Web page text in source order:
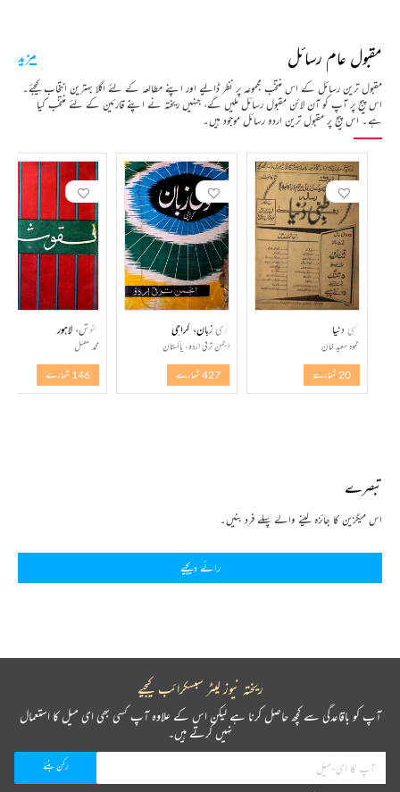
مقبول عام رسائل
مقبول ترین رسائل کے اس منتخب مجموعہ پر نظر ڈالیے اور اپنے مطالعہ کے لئے اگلا بہترین انتخاب کیجئے۔
اس پیج پر آپ کو آن لائن مقبول رسائل ملیں گے، جنہیں ریختہ نے اپنے قارئین کے لئے منتخب کیا
ہے۔ اس پیج پر مقبول ترین اردو رسائل موجود ہیں۔
مزید
طبی دنیا
محمود سعید خان
20 شمارے
قومی زبان، کراچی
انجمن ترقی اردو، پاکستان
427 شمارے
نقوش، لاہور
محمد طفیل
146 شمارے
تبصرے
اس میگزین کا جائزہ لینے والے پہلے فرد بنیں۔
رائے دیجیے
ریختہ نیوز لیٹر سبسکرائب کیجیے
آپ کو باقاعدگی سے کچھ حاصل کرنا ہے لیکن اس کے علاوہ آپ کسی بھی ای میل کا استعمال
نہیں کرتے ہیں۔